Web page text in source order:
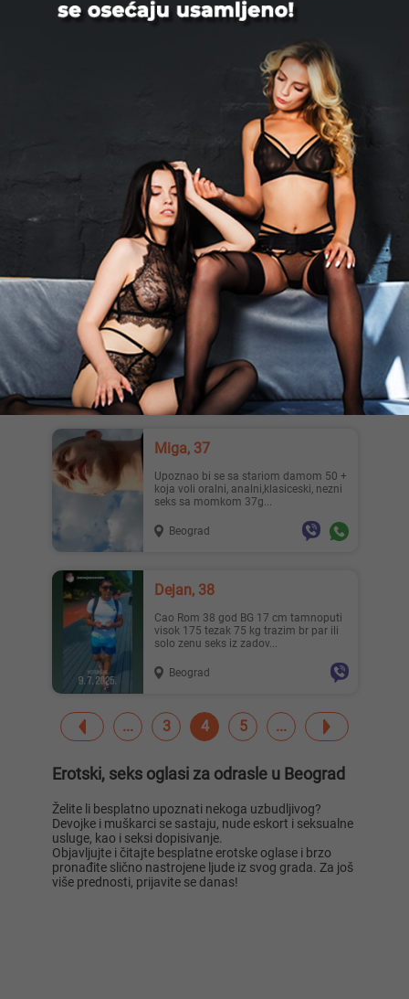
Zezanje je super da ne kazem divno
Poslusnaguza97Bg, 28
Trazim kurate jebace da me razvaljuju
danas, Beograd Pisi na wa
Beograd
Galantansponzor, 37
265SPONZOR ZA DEVOJKU Potrebna
devojka za povremena vidjanja . [18
plus ] Vlasnik sam nekoliko pr...
Beograd
Miga, 37
upoznao bi se sa stariom damom 50 +
koja voli oralni, analni,klasiceski, nezni
seks sa momkom 37g...
Beograd
Dejan, 38
Cao Rom 38 god BG 17 cm tamnoputi
visok 175 tezak 75 kg trazim br par ili
solo zenu seks iz zadov...
Beograd
3 4 5
Erotski, seks oglasi za odrasle u Beograd
Želite li besplatno upoznati nekoga uzbudljivog?
Devojke i muškarci se sastaju, nude eskort i seksualne
usluge, kao i seksi dopisivanje.
Objavljujte i čitajte besplatne erotske oglase i brzo
pronađite slično nastrojene ljude iz svog grada. Za još
više prednosti, prijavite se danas!